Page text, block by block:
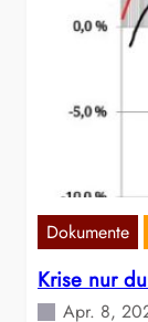
Dokumente
Krise nur
Apr. 8,